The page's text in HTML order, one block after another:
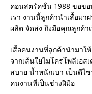
คอนสตรัคชั่น 1988 ขอข
เรา งานนี้ลูกค้านำเสื้อมา
ผลิต จัดส่ง ถึงมือคุณลูกค้า
เสื้อคนงานที่ลูกค้านำมาใ
จากเส้นใยไมโครโพลีเอ
สบาย น้ำหนักเบา เป็นดีไ
คนงานที่เป็นช่างฝีมือ